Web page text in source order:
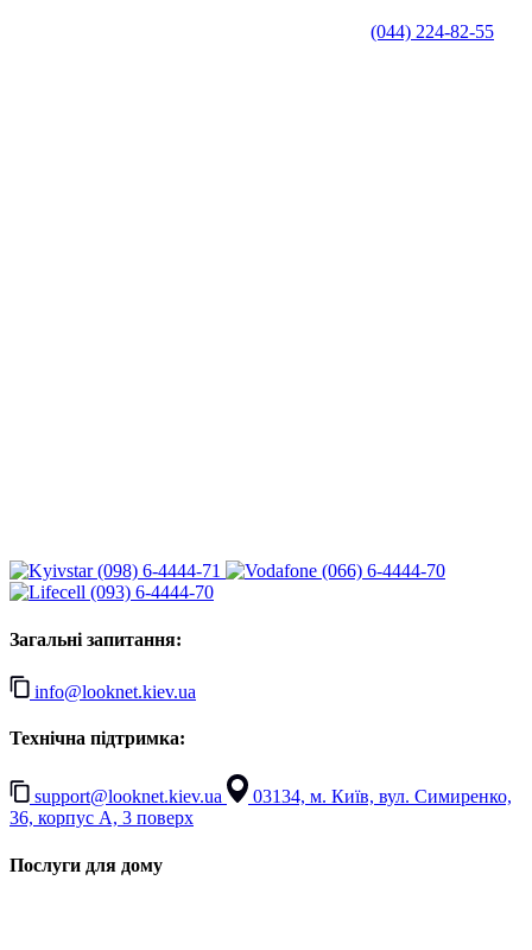
(044) 224-82-55
(098) 6-4444-71
(066) 6-4444-70
(093) 6-4444-70
Загальні запитання:
info@looknet.kiev.ua
Технічна підтримка:
support@looknet.kiev.ua
03134, м. Київ, вул. Симиренко,
36, корпус А, 3 поверх
Послуги для дому